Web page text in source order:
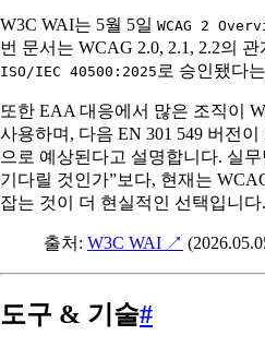
W3C WAI는 5월 5일 WCAG 2
번 문서는 WCAG 2.0, 2.1, 2.2의
ISO/IEC 40500:2025 로 승인됐다
또한 EAA 대응에서 많은 조직이
사용하며, 다음 EN 301 549 버전
으로 예상된다고 설명합니다. 실
기다릴 것인가”보다, 현재는
잡는 것이 더 현실적인 선택입니다.
출처: W3C WAI ↗
도구 & 기술#